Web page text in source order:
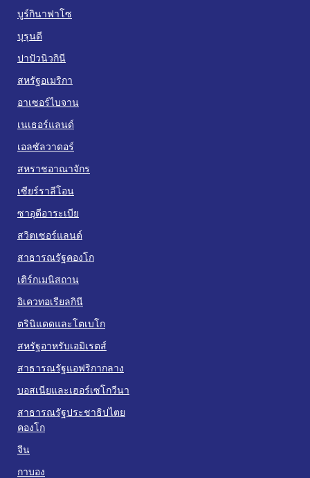
บูร์กินาฟาโซ
บุรุนดี
ปาปัวนิวกินี
สหรัฐอเมริกา
อาเซอร์ไบจาน
เนเธอร์แลนด์
เอลซัลวาดอร์
สหราชอาณาจักร
เซียร์ราลีโอน
ซาอุดีอาระเบีย
สวิตเซอร์แลนด์
สาธารณรัฐคองโก
เติร์กเมนิสถาน
อิเควทอเรียลกินี
ตรินิแดดและโตเบโก
สหรัฐอาหรับเอมิเรตส์
สาธารณรัฐแอฟริกากลาง
บอสเนียและเฮอร์เซโกวีนา
สาธารณรัฐประชาธิปไตย
คองโก
จีน
กาบอง